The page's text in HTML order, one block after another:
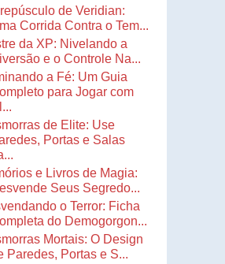
de Veridian:
Corrida Contra o Tem...
da XP: Nivelando a
e o Controle Na...
a Fé: Um Guia
para Jogar com
de Elite: Use
Portas e Salas
e Livros de Magia:
Seus Segredo...
o Terror: Ficha
do Demogorgon...
Mortais: O Design
Paredes, Portas e S...